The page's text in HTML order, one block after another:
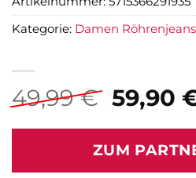
49,99€
Preis
war:
49,99
59,90
ZUM
Kategorie: Damen Röhrenjeans